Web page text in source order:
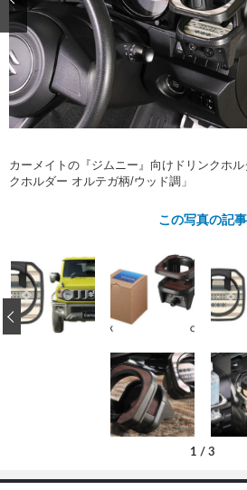
自動車豆知識 スト
鈑金・塗装
ディテイリング
ヘッドライト磨き
フィルム・ラッピング
鈑金・塗装
小キズ直し
特集記事
ストップ 不具合修理＆粗悪修理
カーメ
ショップ紹介
ショップレポート
レストア
カーメーカー「旧車」関連プロジ
ェクト
イベント
カーメイトの『ジムニー』向けドリンクホ
クホルダー オルテガ柄/ウッド調」
この写真の記事
1 / 3
‹